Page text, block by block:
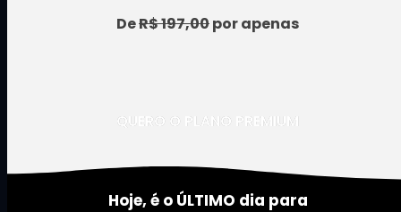
DeR$ 197,00por apenas
QUERO O PLANO PREMIUM
Hoje, é o ÚLTIMO dia para